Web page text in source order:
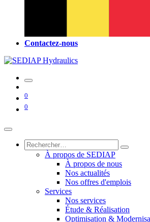
Contactez-nous
0
0
À propos de SEDIAP
À propos de nous
Nos actualités
Nos offres d'emplois
Services
Nos services
Étude & Réalisation
Optimisation &